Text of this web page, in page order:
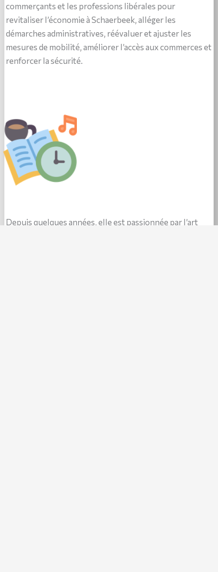
commerçants et les professions libérales pour
revitaliser l’économie à Schaerbeek, alléger les
démarches administratives, réévaluer et ajuster les
mesures de mobilité, améliorer l’accès aux commerces et
renforcer la sécurité.
Depuis quelques années, elle est passionnée par l’art